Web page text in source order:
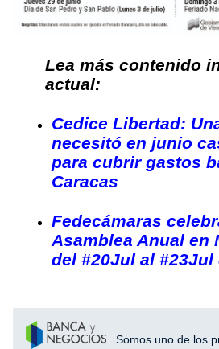
Lea más contenido
actual:
Cedice Libertad:
necesitó en junio
para cubrir gastos
Caracas
Fedecámaras
Asamblea Anual en
del #20Jul al #23Jul
Somos uno de los